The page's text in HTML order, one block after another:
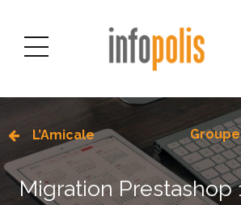
L’Amicale
Migration Prestashop